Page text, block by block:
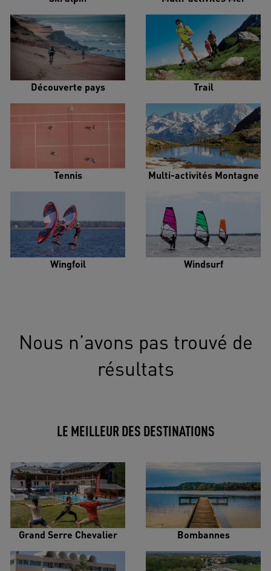
Découverte pays Trail
Tennis Multi-activités Montagne
Wingfoil Windsurf
Nous n’avons pas trouvé de
résultats
LE MEILLEUR DES DESTINATIONS
Grand Serre Chevalier Bombannes